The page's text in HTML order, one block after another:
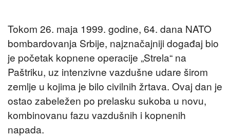
Tokom 26. maja 1999. godine, 64. dana NATO
bombardovanja Srbije, najznačajniji događaj bio
je početak kopnene operacije „Strela“ na
Paštriku, uz intenzivne vazdušne udare širom
zemlje u kojima je bilo civilnih žrtava. Ovaj dan je
ostao zabeležen po prelasku sukoba u novu,
kombinovanu fazu vazdušnih i kopnenih
napada.